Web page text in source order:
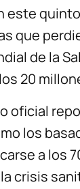
este
que
de la
20
oficial
los
a los
crisis